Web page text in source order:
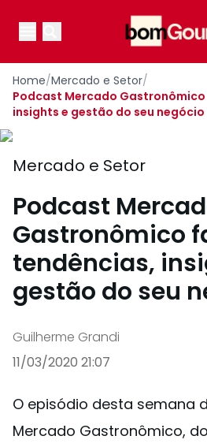
Open main menu
Open main menu
Home/Mercado e Setor/
Podcast Mercado
insights e gestão do seu negócio
Mercado e Setor
Podcast
Gastronômico
tendências,
gestão do seu
Guilherme Grandi
11/03/2020 21:07
O episódio desta semana
Mercado Gastronômico, do